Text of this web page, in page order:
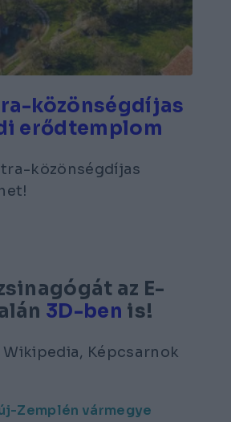
közönségdíjas
erődtemplom
közönségdíjas
az E-
3D-ben is!
Wikipedia, Képcsarnok
Zemplén vármegye